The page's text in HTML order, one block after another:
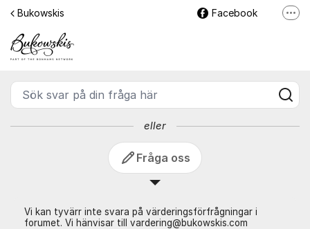
Hoppa till innehåll
Frågor & svar - Bukowskis
Bukowskis Facebook
Sök svar på din fråga här
eller
Fråga oss
Vi kan tyvärr inte svara på värderingsförfrågningar i
forumet. Vi hänvisar till vardering@bukowskis.com